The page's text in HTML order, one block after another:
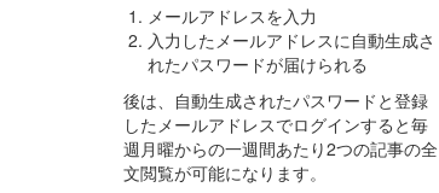
メールアドレスを入力
入力したメールアドレスに自動生成さ
れたパスワードが届けられる
後は、自動生成されたパスワードと登録
したメールアドレスでログインすると毎
週月曜からの一週間あたり2つの記事の全
文閲覧が可能になります。